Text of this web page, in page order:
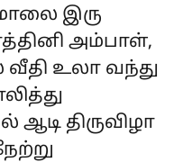
இரு
அம்பாள்,
உலா வந்து
ஆடி திருவிழா